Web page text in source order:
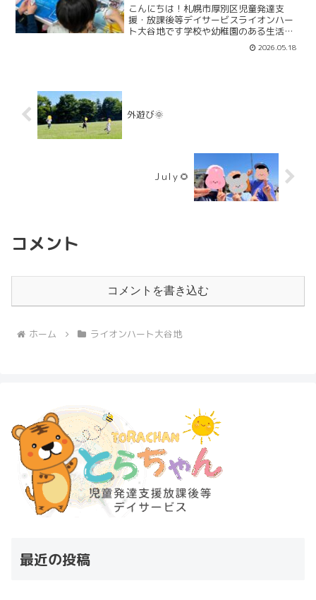
こんにちは！札幌市厚別区児童発達支
援・放課後等デイサービスライオンハー
ト大谷地です学校や幼稚園のある生活リ
ズムにも少しずつ慣れてきてライオンハ
ートのお友だちは元気に遊ぶ姿を見せて
2026.05.18
外遊び🌞
Jｕlｙ🌻
コメント
コメントを書き込む
ホーム ライオンハート大谷地
最近の投稿